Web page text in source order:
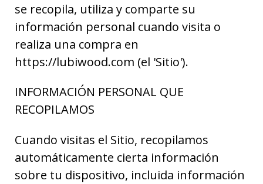
se recopila, utiliza y comparte su
información personal cuando visita o
realiza una compra en
https://lubiwood.com (el 'Sitio').
INFORMACIÓN PERSONAL QUE
RECOPILAMOS
Cuando visitas el Sitio, recopilamos
automáticamente cierta información
sobre tu dispositivo, incluida información